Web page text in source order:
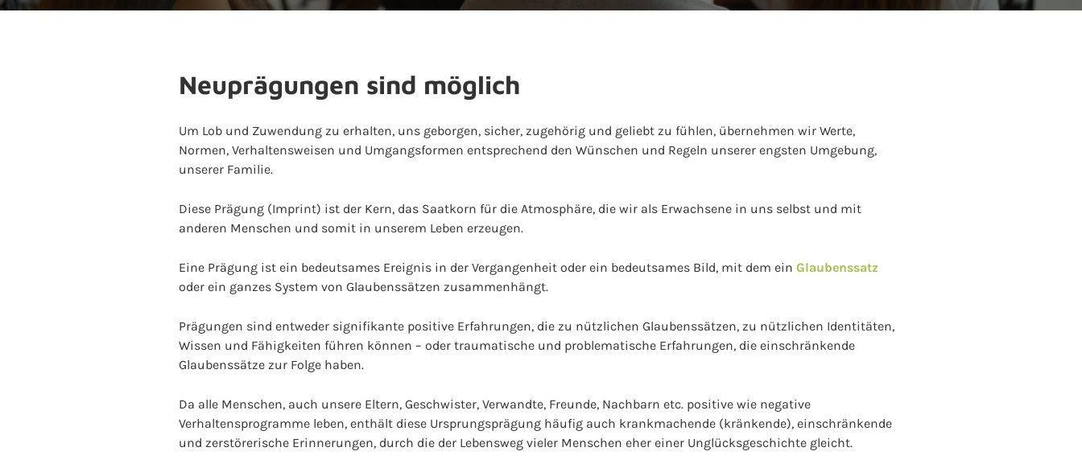
Neuprägungen sind möglich
Um Lob und Zuwendung zu erhalten, uns geborgen, sicher, zugehörig und geliebt zu fühlen, übernehmen wir Werte,
Normen, Verhaltensweisen und Umgangsformen entsprechend den Wünschen und Regeln unserer engsten Umgebung,
unserer Familie.
Diese Prägung (Imprint) ist der Kern, das Saatkorn für die Atmosphäre, die wir als Erwachsene in uns selbst und mit
anderen Menschen und somit in unserem Leben erzeugen.
Eine Prägung ist ein bedeutsames Ereignis in der Vergangenheit oder ein bedeutsames Bild, mit dem ein Glaubenssatz
oder ein ganzes System von Glaubenssätzen zusammenhängt.
Prägungen sind entweder signifikante positive Erfahrungen, die zu nützlichen Glaubenssätzen, zu nützlichen Identitäten,
Wissen und Fähigkeiten führen können – oder traumatische und problematische Erfahrungen, die einschränkende
Glaubenssätze zur Folge haben.
Da alle Menschen, auch unsere Eltern, Geschwister, Verwandte, Freunde, Nachbarn etc. positive wie negative
Verhaltensprogramme leben, enthält diese Ursprungsprägung häufig auch krankmachende (kränkende), einschränkende
und zerstörerische Erinnerungen, durch die der Lebensweg vieler Menschen eher einer Unglücksgeschichte gleicht.